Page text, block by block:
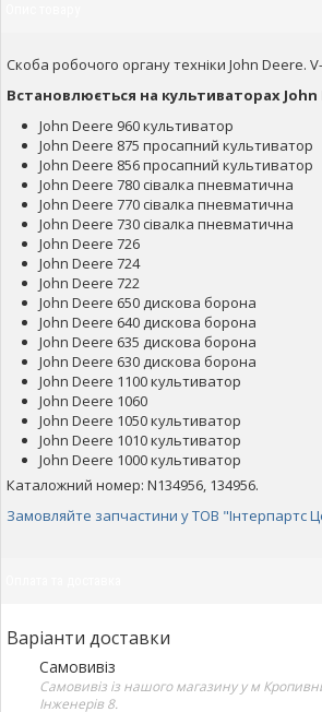
Скоба робочого органу техніки John Deere.
Встановлюється на культиваторах John
John Deere 960 культиватор
John Deere 875 просапний культиватор
John Deere 856 просапний культиватор
John Deere 780 сівалка пневматична
John Deere 770 сівалка пневматична
John Deere 730 сівалка пневматична
John Deere 726
John Deere 724
John Deere 722
John Deere 650 дискова борона
John Deere 640 дискова борона
John Deere 635 дискова борона
John Deere 630 дискова борона
John Deere 1100 культиватор
John Deere 1060
John Deere 1050 культиватор
John Deere 1010 культиватор
John Deere 1000 культиватор
Каталожний номер: N134956, 134956.
Замовляйте запчастини у ТОВ "Інтерпартс
Варіанти доставки
Самовивіз
Самовивіз із нашого магазину у м
Інженерів 8.